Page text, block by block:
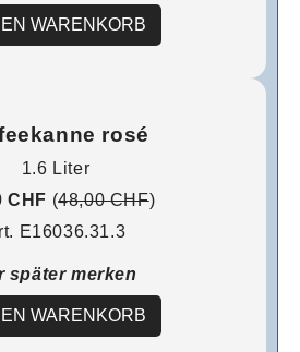
WARENKORB
rosé
1.6 Liter
CHF (48,00 CHF)
E16036.31.3
später merken
WARENKORB